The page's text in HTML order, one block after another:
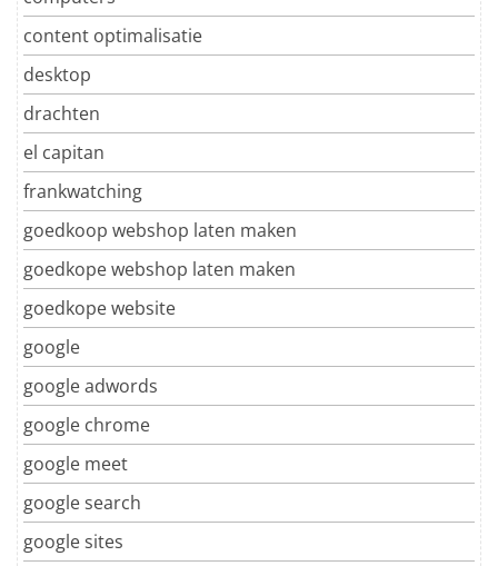
content optimalisatie
desktop
drachten
el capitan
frankwatching
goedkoop webshop laten maken
goedkope webshop laten maken
goedkope website
google
google adwords
google chrome
google meet
google search
google sites